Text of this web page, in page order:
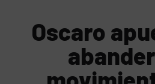
Oscaro